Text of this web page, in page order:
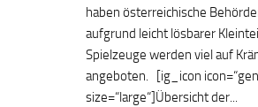
haben österreichische
aufgrund leicht lösbarer
Spielzeuge werden viel auf
angeboten. [ig_icon
size=“large“]Übersicht der...